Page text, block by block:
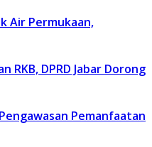
Air Permukaan,
RKB, DPRD Jabar Dorong
Pemanfaatan